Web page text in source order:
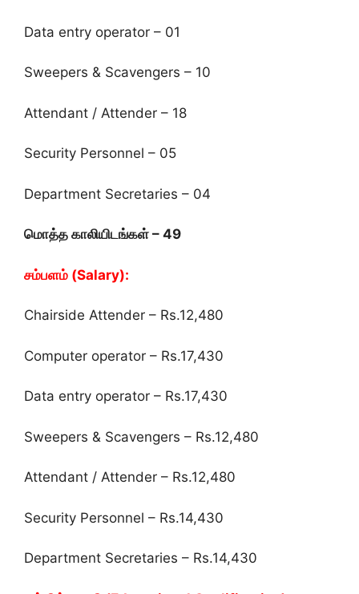
Data entry operator – 01
Sweepers & Scavengers – 10
Attendant / Attender – 18
Security Personnel – 05
Department Secretaries – 04
மொத்த காலியிடங்கள் – 49
சம்பளம் (Salary):
Chairside Attender – Rs.12,480
Computer operator – Rs.17,430
Data entry operator – Rs.17,430
Sweepers & Scavengers – Rs.12,480
Attendant / Attender – Rs.12,480
Security Personnel – Rs.14,430
Department Secretaries – Rs.14,430